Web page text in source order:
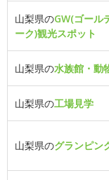
山梨県のGW(ゴール
ーク)観光スポット
山梨県の水族館・動
山梨県の工場見学
山梨県のグランピン